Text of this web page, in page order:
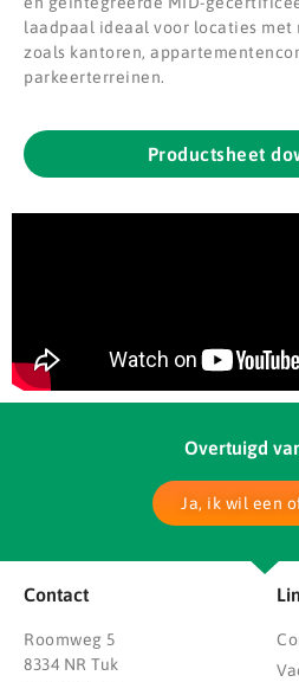
laadpaal ideaal voor locaties met
zoals kantoren,
parkeerterreinen.
Productsheet
Overtuigd
Ja, ik wil een
Contact
Roomweg 5
8334 NR Tuk